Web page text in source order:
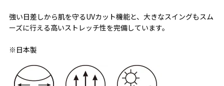
強い日差しから肌を守るUVカット機能と、大きなスイングもスム
ーズに行える高いストレッチ性を完備しています。
※日本製